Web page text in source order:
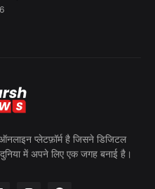
प्लेटफ़ॉर्म है जिसने डिजिटल
दुनिया में अपने लिए एक जगह बनाई है।